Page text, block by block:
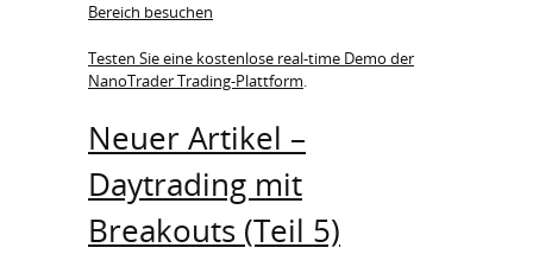
Bereich besuchen
Testen Sie eine kostenlose real-time Demo der
NanoTrader Trading-Plattform
Neuer Artikel –
Daytrading mit
Breakouts (Teil 5)